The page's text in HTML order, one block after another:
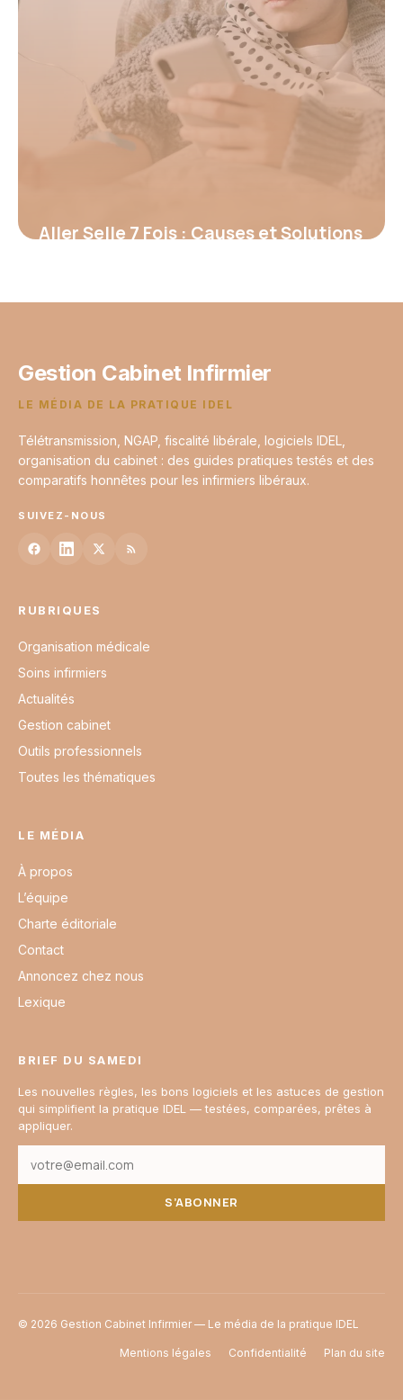
Aller Selle 7 Fois : Causes et Solutions
Gestion Cabinet Infirmier
LE MÉDIA DE LA PRATIQUE IDEL
Télétransmission, NGAP, fiscalité libérale, logiciels IDEL,
organisation du cabinet : des guides pratiques testés et des
comparatifs honnêtes pour les infirmiers libéraux.
SUIVEZ-NOUS
RUBRIQUES
Organisation médicale
Soins infirmiers
Actualités
Gestion cabinet
Outils professionnels
Toutes les thématiques
LE MÉDIA
À propos
L’équipe
Charte éditoriale
Contact
Annoncez chez nous
Lexique
BRIEF DU SAMEDI
Les nouvelles règles, les bons logiciels et les astuces de gestion
qui simplifient la pratique IDEL — testées, comparées, prêtes à
appliquer.
S’ABONNER
© 2026 Gestion Cabinet Infirmier — Le média de la pratique IDEL
Mentions légales Confidentialité Plan du site